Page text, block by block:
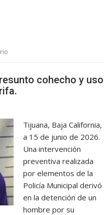
cohecho y uso
Tijuana, Baja California,
a 15 de junio de 2026.
Una intervención
preventiva realizada
por elementos de la
Policía Municipal derivó
en la detención de un
hombre por su